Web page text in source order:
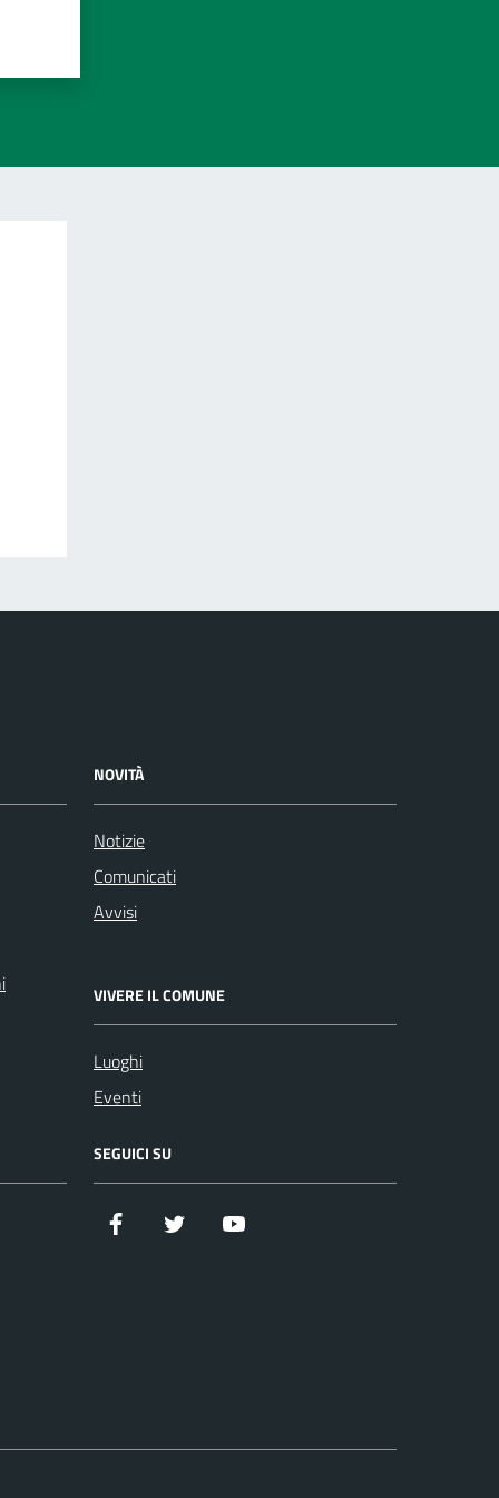
NOVITÀ
Notizie
Comunicati
Avvisi
VIVERE IL COMUNE
Luoghi
Eventi
SEGUICI SU
Facebook Twitter